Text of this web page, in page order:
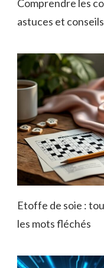
Comprendre les
astuces et conseils
Etoffe de soie :
les mots fléchés